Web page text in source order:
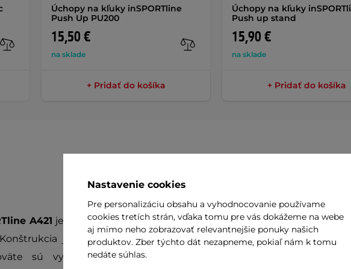
Úchopy na kľuky inSPORTline
Push Up PU200
15,50 €
na sklade
+ Pridať do košíka
Úchopy na kľuky
Push up stand
15,90 €
na sklade
+ Pridať do košíka
A421 je rozširujúcim doplnkom pre všetky veže s
je vyrobená z odolnej ocele, čo zaručuje
sú vybavené protišmykovým vzorom, ktorý
Údržba
Nastavenie cookies
Pre personalizáciu obsahu a vyhodnocovanie používame
cookies tretích strán, vďaka tomu pre vás dokážeme na webe
aj mimo neho zobrazovať relevantnejšie ponuky našich
produktov. Zber týchto dát nezapneme, pokiaľ nám k tomu
nedáte súhlas.